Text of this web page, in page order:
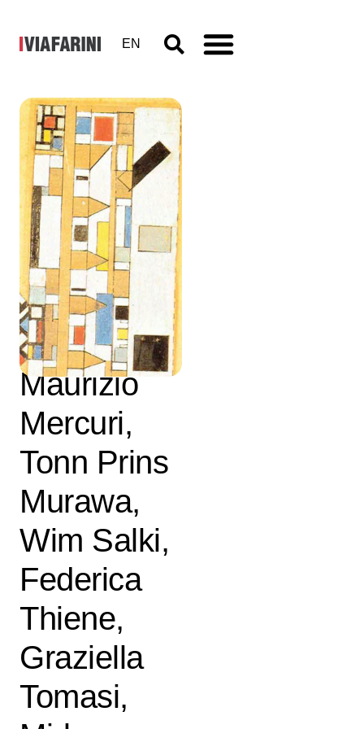
EN
Progetto E:
Milano-
Maastricht.
Maurizio
Cattelan,
Ian Lisser,
Maurizio
Mercuri,
Tonn Prins
Murawa,
Wim Salki,
Federica
Thiene,
Graziella
Tomasi,